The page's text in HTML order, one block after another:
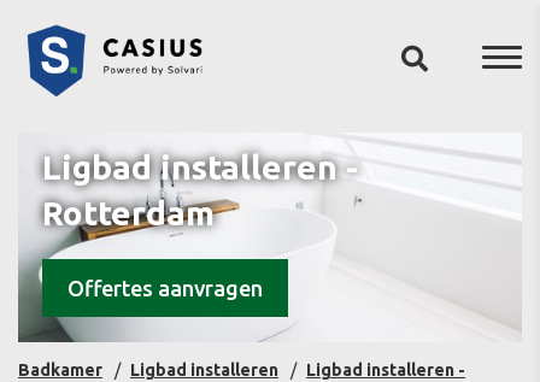
Ligbad installeren -
Rotterdam
Offertes aanvragen
Badkamer Ligbad installeren
Ligbad installeren -